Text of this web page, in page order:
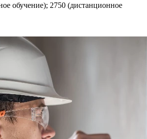
обучение); 2750 (дистанционное